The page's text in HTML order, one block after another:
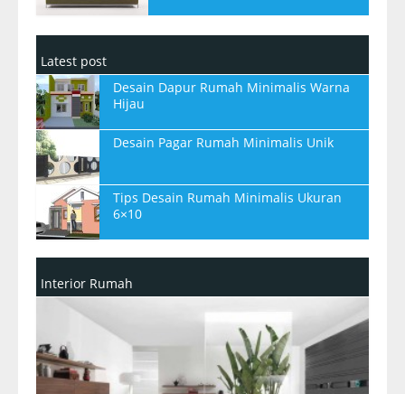
Latest post
Desain Dapur Rumah Minimalis Warna
Hijau
Desain Pagar Rumah Minimalis Unik
Tips Desain Rumah Minimalis Ukuran
6×10
Interior Rumah